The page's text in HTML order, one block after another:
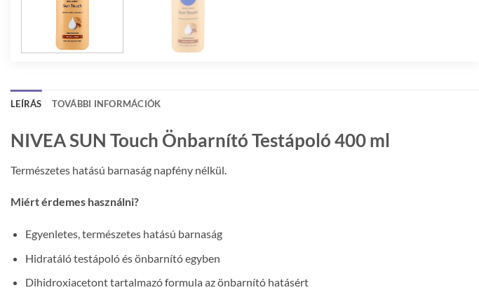
LEÍRÁS TOVÁBBI INFORMÁCIÓK
NIVEA SUN Touch Önbarnító Testápoló 400 ml
Természetes hatású barnaság napfény nélkül.
Miért érdemes használni?
Egyenletes, természetes hatású barnaság
Hidratáló testápoló és önbarnító egyben
Dihidroxiacetont tartalmazó formula az önbarnító hatásért